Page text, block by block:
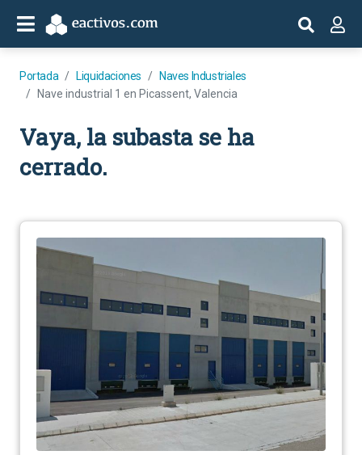
Portada Liquidaciones
Naves Industriales
Nave industrial 1 en Picassent, Valencia
Vaya, la subasta se ha
cerrado.